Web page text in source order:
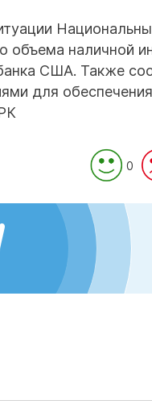
объема наличной
США. Также
для
0